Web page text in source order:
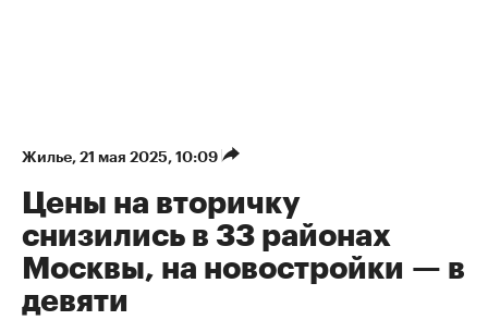
Жилье⁠, 21 мая 2025, 10:09
Цены на вторичку
снизились в 33 районах
Москвы, на новостройки — в
девяти